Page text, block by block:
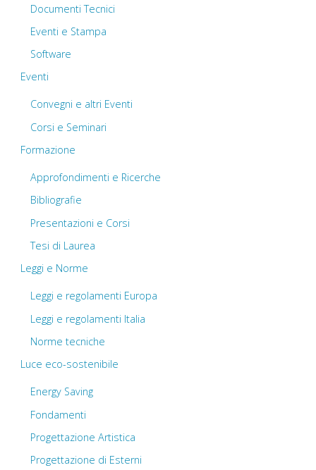
Documenti Tecnici
Eventi e Stampa
Software
Eventi
Convegni e altri Eventi
Corsi e Seminari
Formazione
Approfondimenti e Ricerche
Bibliografie
Presentazioni e Corsi
Tesi di Laurea
Leggi e Norme
Leggi e regolamenti Europa
Leggi e regolamenti Italia
Norme tecniche
Luce eco-sostenibile
Energy Saving
Fondamenti
Progettazione Artistica
Progettazione di Esterni